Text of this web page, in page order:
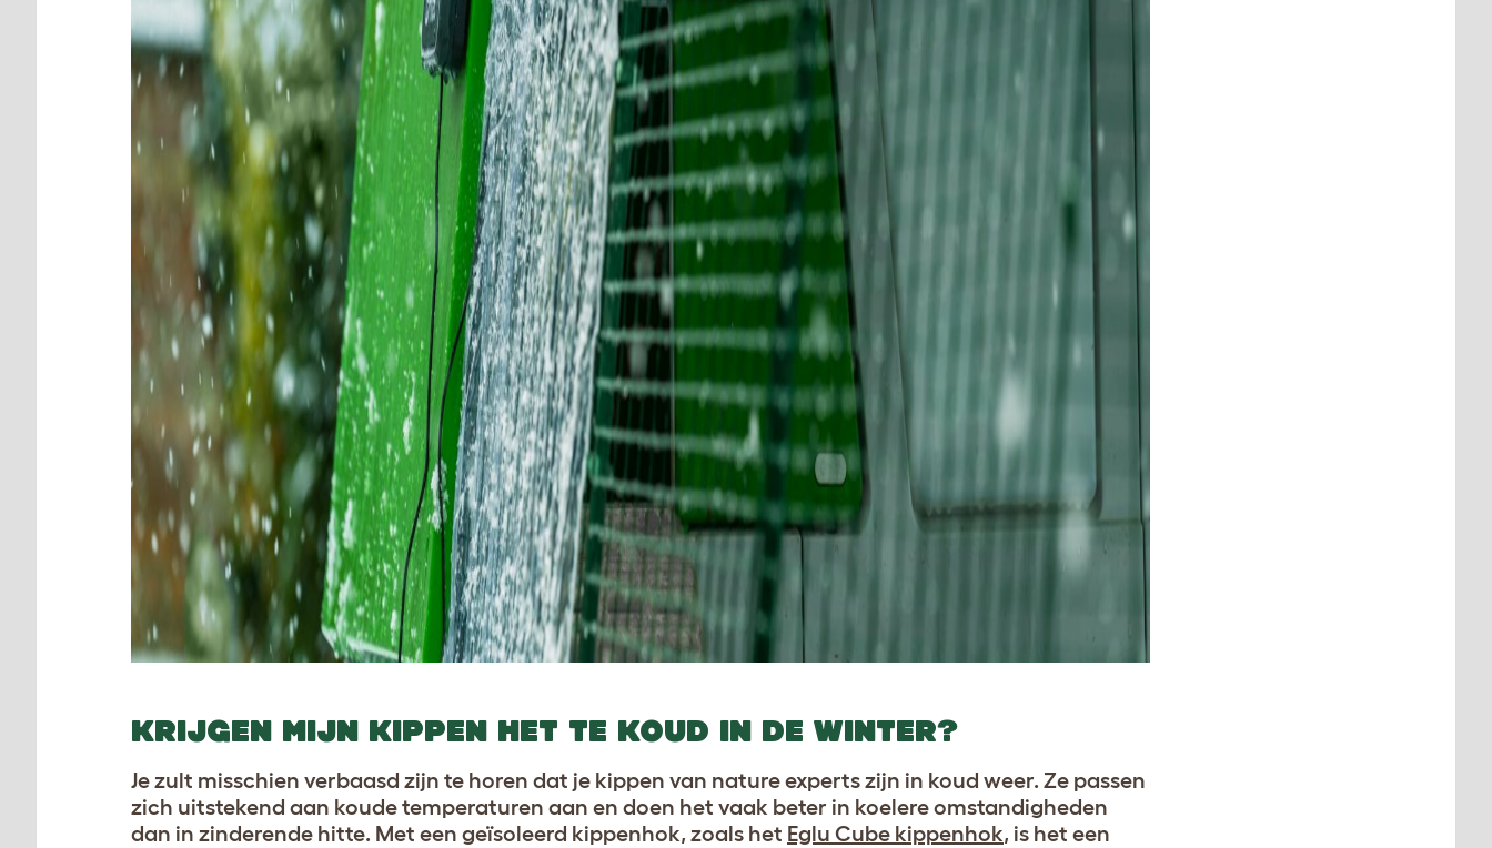
KRIJGEN MIJN KIPPEN HET TE KOUD IN DE WINTER?
Je zult misschien verbaasd zijn te horen dat je kippen van nature experts zijn in koud weer. Ze passen
zich uitstekend aan koude temperaturen aan en doen het vaak beter in koelere omstandigheden
dan in zinderende hitte. Met een geïsoleerd kippenhok, zoals het Eglu Cube kippenhok, is het een